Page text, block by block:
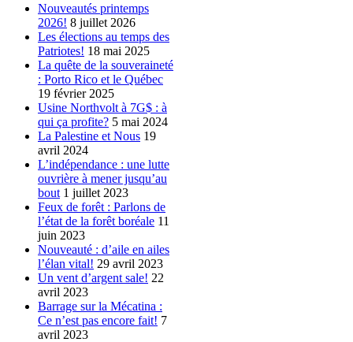
Nouveautés printemps
2026! 8 juillet 2026
Les élections au temps des
Patriotes! 18 mai 2025
La quête de la souveraineté
: Porto Rico et le Québec
19 février 2025
Usine Northvolt à 7G$ : à
qui ça profite? 5 mai 2024
La Palestine et Nous 19
avril 2024
L’indépendance : une lutte
ouvrière à mener jusqu’au
bout 1 juillet 2023
Feux de forêt : Parlons de
l’état de la forêt boréale 11
juin 2023
Nouveauté : d’aile en ailes
l’élan vital! 29 avril 2023
Un vent d’argent sale! 22
avril 2023
Barrage sur la Mécatina :
Ce n’est pas encore fait! 7
avril 2023